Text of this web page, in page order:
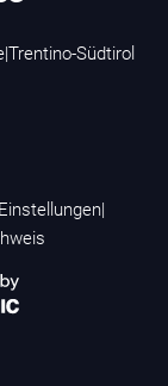
|Trentino-Südtirol
|